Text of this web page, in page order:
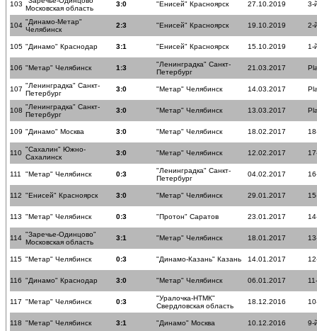
103
Московская область
3:0 "Енисей" Красноярск 27.10.2019 3-
104 "Динамо-Метар"
Челябинск
2:3 "Енисей" Красноярск 19.10.2019 2-
105 "Динамо" Краснодар 3:1 "Енисей" Красноярск 15.10.2019 1-
106 "Метар" Челябинск 1:3
"Ленинградка" Санкт-
Петербург
21.03.2017
107 "Ленинградка" Санкт-
Петербург
3:0 "Метар" Челябинск 14.03.2017
108 "Ленинградка" Санкт-
Петербург
3:0 "Метар" Челябинск 13.03.2017
109 "Динамо" Москва 3:0 "Метар" Челябинск 18.02.2017
110 "Сахалин" Южно-
Сахалинск
3:0 "Метар" Челябинск 12.02.2017
111 "Метар" Челябинск 0:3
"Ленинградка" Санкт-
Петербург
04.02.2017
112 "Енисей" Красноярск 3:0 "Метар" Челябинск 29.01.2017
113 "Метар" Челябинск 0:3 "Протон" Саратов 23.01.2017
114 "Заречье-Одинцово"
Московская область
3:1 "Метар" Челябинск 18.01.2017
115 "Метар" Челябинск 0:3 "Динамо-Казань" Казань 14.01.2017
116 "Динамо" Краснодар 3:0 "Метар" Челябинск 06.01.2017
117 "Метар" Челябинск 0:3
"Уралочка-НТМК"
Свердловская область
18.12.2016
118 "Метар" Челябинск 3:1 "Динамо" Москва 10.12.2016 9-